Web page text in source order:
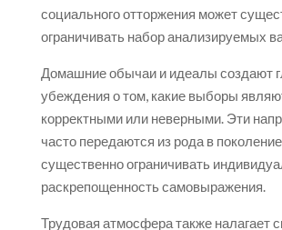
социального отторжения может
ограничивать набор анализируемых
Домашние обычаи и идеалы создают
убеждения о том, какие выборы
корректными или неверными. Эти
часто передаются из рода в
существенно ограничивать
раскрепощенность самовыражения.
Трудовая атмосфера также налагает